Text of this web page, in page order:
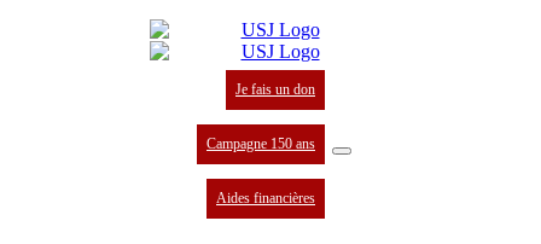
Je fais un don
Campagne 150 ans
Aides financières